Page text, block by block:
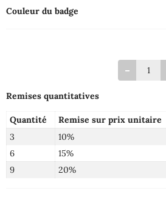
Couleur du badge
Remises quantitatives
Quantité Remise sur prix unitaire
3
10%
6
15%
9
20%